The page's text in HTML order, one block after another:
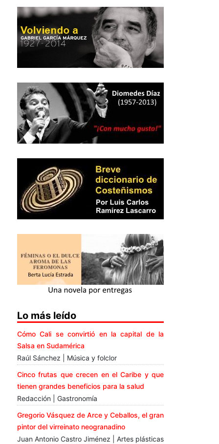
Lo más leído
Cómo Cali se convirtió en la capital de la
Salsa en Sudamérica
Raúl Sánchez | Música y folclor
Cinco frutas que crecen en el Caribe y que
tienen grandes beneficios para la salud
Redacción | Gastronomía
Gregorio Vásquez de Arce y Ceballos, el gran
pintor del virreinato neogranadino
Juan Antonio Castro Jiménez | Artes plásticas